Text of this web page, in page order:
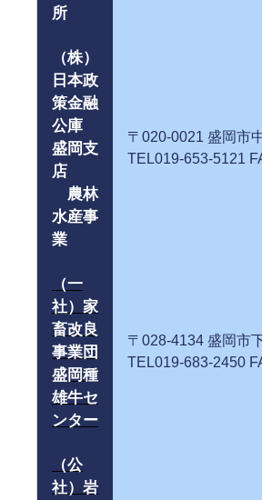
所
（株）
日本政
策金融
公庫
盛岡支
店
農林
水産事
業
〒020-0021
TEL019-653-5121
（一
社）家
畜改良
事業団
盛岡種
雄牛セ
ンター
〒028-4134
TEL019-683-2450
（公
社）岩